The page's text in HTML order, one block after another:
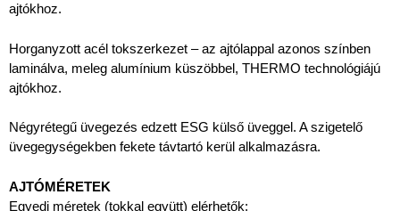
ajtókhoz.
Horganyzott acél tokszerkezet – az ajtólappal azonos színben
laminálva, meleg alumínium küszöbbel, THERMO technológiájú
ajtókhoz.
Négyrétegű üvegezés edzett ESG külső üveggel. A szigetelő
üvegegységekben fekete távtartó kerül alkalmazásra.
AJTÓMÉRETEK
Egyedi méretek (tokkal együtt) elérhetők: